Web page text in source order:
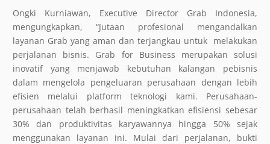
Ongki Kurniawan, Executive Director Grab Indonesia,
mengungkapkan, “Jutaan profesional mengandalkan
layanan Grab yang aman dan terjangkau untuk melakukan
perjalanan bisnis. Grab for Business merupakan solusi
inovatif yang menjawab kebutuhan kalangan pebisnis
dalam mengelola pengeluaran perusahaan dengan lebih
efisien melalui platform teknologi kami. Perusahaan-
perusahaan telah berhasil meningkatkan efisiensi sebesar
30% dan produktivitas karyawannya hingga 50% sejak
menggunakan layanan ini. Mulai dari perjalanan, bukti